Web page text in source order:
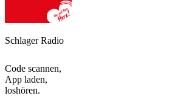
Schlager Radio
Code scannen,
App laden,
loshören.